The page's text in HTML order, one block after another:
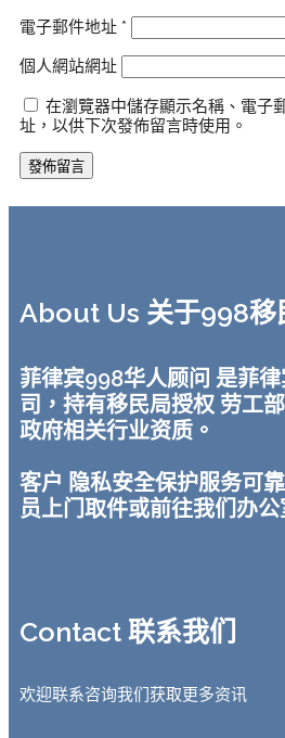
電子郵件地址 *
個人網站網址
在瀏覽器中儲存顯示名稱、電子
址，以供下次發佈留言時使用。
About Us 关于998移
菲律宾998华人顾问 是菲
司，持有移民局授权 劳工
政府相关行业资质。
客户 隐私安全保护服务可
员上门取件或前往我们办
Contact 联系我们
欢迎联系咨询我们获取更多资讯